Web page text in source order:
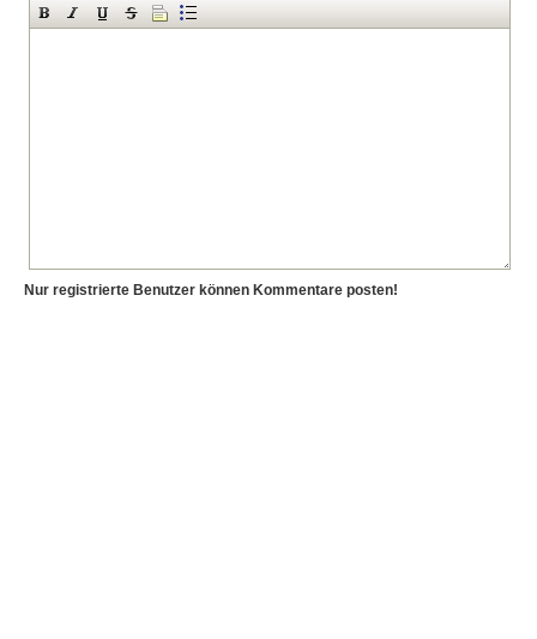
Nur registrierte Benutzer können Kommentare posten!